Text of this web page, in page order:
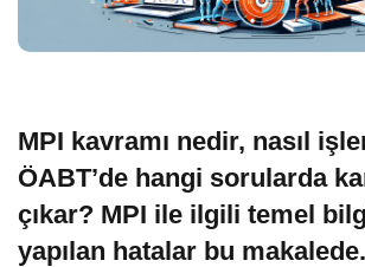
MPI kavramı nedir, nasıl
ÖABT’de hangi sorularda
çıkar? MPI ile ilgili temel
yapılan hatalar bu makalede.